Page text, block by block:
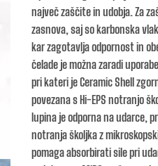
največ zaščite in udobja. Za
zasnova, saj so karbonska
kar zagotavlja odpornost in
čelade je možna zaradi
pri kateri je Ceramic Shell
povezana s Hi-EPS notranjo
lupina je odporna na udarce,
notranja školjka z
pomaga absorbirati sile pri